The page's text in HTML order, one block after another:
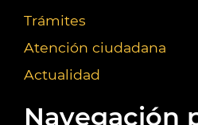
Trámites
Atención ciudadana
Actualidad
Navegación